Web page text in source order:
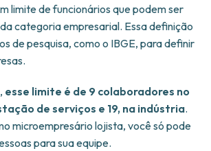
limite de funcionários que podem ser
categoria empresarial. Essa definição
de pesquisa, como o IBGE, para definir
esse limite é de 9 colaboradores no
de serviços e 19, na indústria.
microempresário lojista, você só pode
para sua equipe.